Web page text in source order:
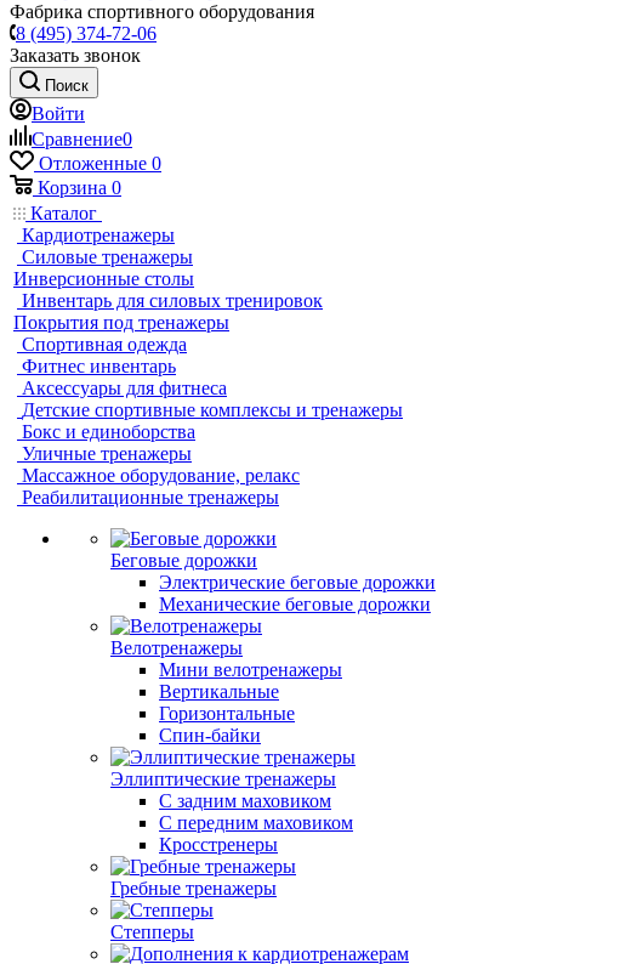
Фабрика спортивного оборудования
8 (495) 374-72-06
Заказать звонок
Поиск
Войти
Сравнение0
Отложенные 0
Корзина 0
Каталог
Кардиотренажеры
Силовые тренажеры
Инверсионные столы
Инвентарь для силовых тренировок
Покрытия под тренажеры
Спортивная одежда
Фитнес инвентарь
Аксессуары для фитнеса
Детские спортивные комплексы и тренажеры
Бокс и единоборства
Уличные тренажеры
Массажное оборудование, релакс
Реабилитационные тренажеры
Беговые дорожки
Электрические беговые дорожки
Механические беговые дорожки
Велотренажеры
Мини велотренажеры
Вертикальные
Горизонтальные
Спин-байки
Эллиптические тренажеры
С задним маховиком
С передним маховиком
Кросстренеры
Гребные тренажеры
Степперы